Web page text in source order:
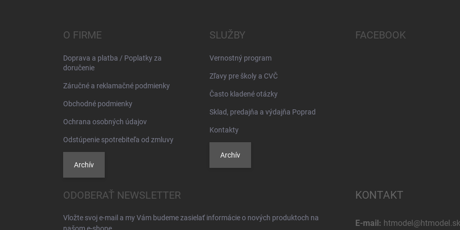
O FIRME
Doprava a platba / Poplatky za
doručenie
Záručné a reklamačné podmienky
Obchodné podmienky
Ochrana osobných údajov
Odstúpenie spotrebiteľa od zmluvy
Archív
SLUŽBY
Vernostný program
Zľavy pre školy a CVČ
Často kladené otázky
Sklad, predajňa a výdajňa Poprad
Kontakty
Archív
FACEBOOK
ODOBERAŤ NEWSLETTER
Vložte svoj e-mail a my Vám budeme zasielať informácie o nových produktoch na
našom e-shope.
KONTAKT
E-mail: htmodel@htmodel.sk